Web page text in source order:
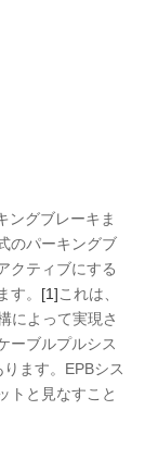
ングブレーキま
のパーキングブ
クティブにする
。 [1]これは、
によって実現さ
ーブルプルシス
ます。EPBシス
トと見なすこと